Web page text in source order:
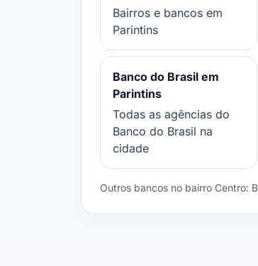
Bairros e bancos em
Parintins
Banco do Brasil em
Parintins
Todas as agências do
Banco do Brasil na
cidade
Outros bancos no bairro Centro: